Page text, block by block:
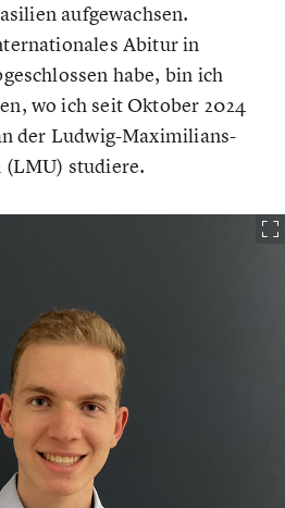
aufgewachsen.
Abitur in
habe, bin ich
wo ich seit Oktober 2024
der Ludwig-Maximilians-
studiere.